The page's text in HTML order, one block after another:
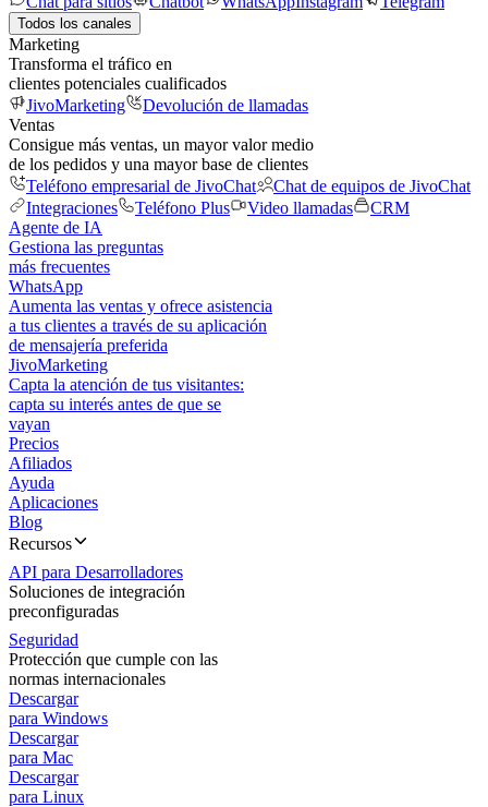
Todos los canales
Marketing
Transforma el tráfico en
clientes potenciales cualificados
JivoMarketing
Devolución de llamadas
Ventas
Consigue más ventas, un mayor valor medio
de los pedidos y una mayor base de clientes
Teléfono empresarial de JivoChat
Chat de equipos de JivoChat
Integraciones
Teléfono Plus Video llamadas
CRM
Agente de IA
Gestiona las preguntas
más frecuentes
WhatsApp
Aumenta las ventas y ofrece asistencia
a tus clientes a través de su aplicación
de mensajería preferida
JivoMarketing
Capta la atención de tus visitantes:
capta su interés antes de que se
vayan
Precios
Afiliados
Ayuda
Aplicaciones
Blog
Recursos
API para Desarrolladores
Soluciones de integración
preconfiguradas
Seguridad
Protección que cumple con las
normas internacionales
Descargar
para Windows
Descargar
para Mac
Descargar
para Linux